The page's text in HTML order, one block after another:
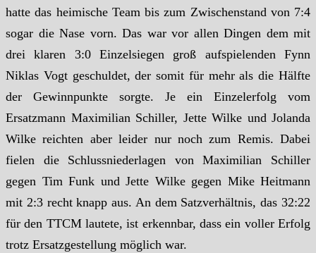
hatte das heimische Team bis zum Zwischenstand von 7:4
sogar die Nase vorn. Das war vor allen Dingen dem mit
drei klaren 3:0 Einzelsiegen groß aufspielenden Fynn
Niklas Vogt geschuldet, der somit für mehr als die Hälfte
der Gewinnpunkte sorgte. Je ein Einzelerfolg vom
Ersatzmann Maximilian Schiller, Jette Wilke und Jolanda
Wilke reichten aber leider nur noch zum Remis. Dabei
fielen die Schlussniederlagen von Maximilian Schiller
gegen Tim Funk und Jette Wilke gegen Mike Heitmann
mit 2:3 recht knapp aus. An dem Satzverhältnis, das 32:22
für den TTCM lautete, ist erkennbar, dass ein voller Erfolg
trotz Ersatzgestellung möglich war.